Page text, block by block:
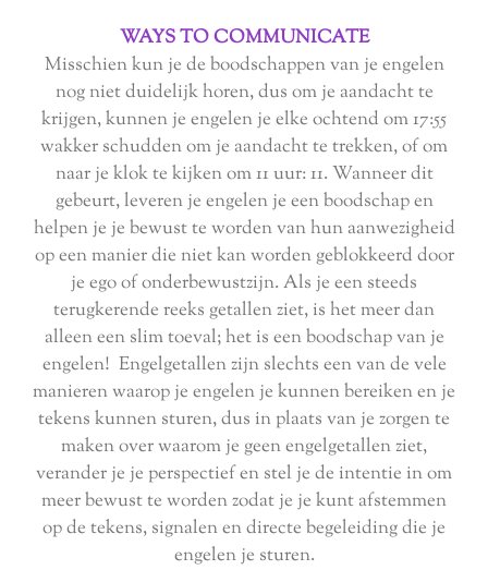
WAYS TO COMMUNICATE
Misschien kun je de boodschappen van je engelen
nog niet duidelijk horen, dus om je aandacht te
krijgen, kunnen je engelen je elke ochtend om 17:55
wakker schudden om je aandacht te trekken, of om
naar je klok te kijken om 11 uur: 11. Wanneer dit
gebeurt, leveren je engelen je een boodschap en
helpen je je bewust te worden van hun aanwezigheid
op een manier die niet kan worden geblokkeerd door
je ego of onderbewustzijn. Als je een steeds
terugkerende reeks getallen ziet, is het meer dan
alleen een slim toeval; het is een boodschap van je
engelen! Engelgetallen zijn slechts een van de vele
manieren waarop je engelen je kunnen bereiken en je
tekens kunnen sturen, dus in plaats van je zorgen te
maken over waarom je geen engelgetallen ziet,
verander je je perspectief en stel je de intentie in om
meer bewust te worden zodat je je kunt afstemmen
op de tekens, signalen en directe begeleiding die je
engelen je sturen.